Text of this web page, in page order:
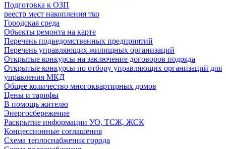
Подготовка к ОЗП
реестр мест накопления тко
Городская среда
Объекты ремонта на карте
Перечень подведомственных предприятий
Перечень управляющих жилищных организаций
Открытые конкурсы на заключение договоров подряда
Открытые конкурсы по отбору управляющих организаций для
управления МКД
Общее количество многоквартирных домов
Цены и тарифы
В помощь жителю
Энергосбережение
Раскрытие информации УО, ТСЖ, ЖСК
Концессионные соглашения
Схема теплоснабжения города